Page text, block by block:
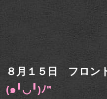
８月１５日 フロン
(๑╹◡╹)ﾉ”